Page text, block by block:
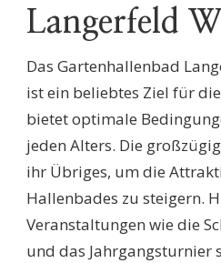
Langerfeld
Das Gartenhallenbad
ist ein beliebtes Ziel für
bietet optimale
jeden Alters. Die
ihr Übriges, um die
Hallenbades zu steigern.
Veranstaltungen wie die
und das Jahrgangsturnier